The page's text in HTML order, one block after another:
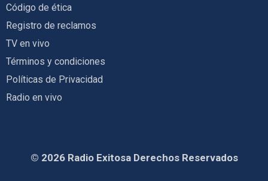
Código de ética
Registro de reclamos
TV en vivo
Términos y condiciones
Políticas de Privacidad
Radio en vivo
© 2026 Radio Exitosa Derechos Reservados